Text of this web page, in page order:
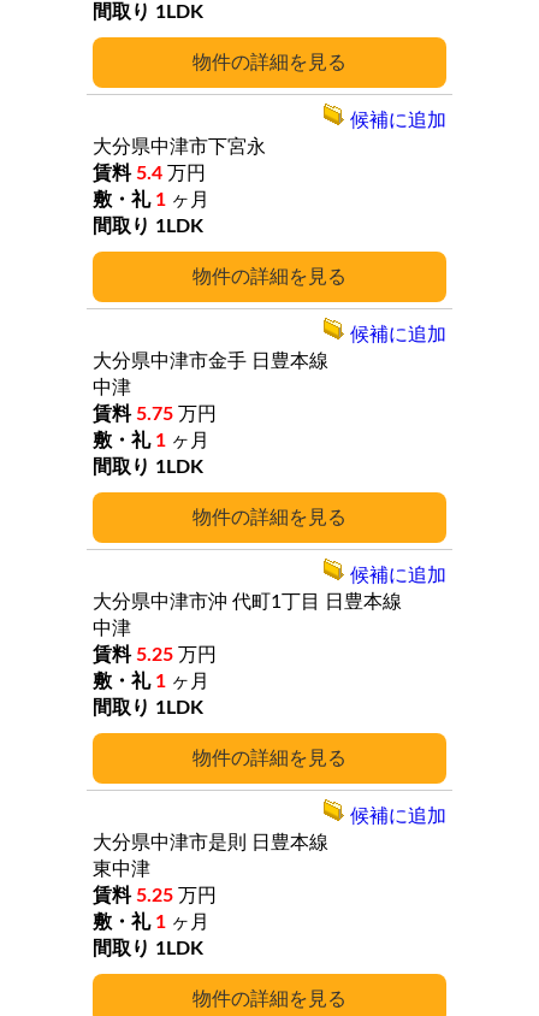
詳細
1LDK
詳細
大分県中津市下宮永
5.4 万円
1 ヶ月
1LDK
候補に追加
詳細
大分県中津市金手 日豊本線
中津
5.75 万円
1 ヶ月
1LDK
候補に追加
詳細
大分県中津市沖 代町1丁目
日豊本線
中津
5.25 万円
1 ヶ月
1LDK
候補に追加
詳細
大分県中津市是則
日豊本線
東中津
5.25 万円
1 ヶ月
1LDK
候補に追加